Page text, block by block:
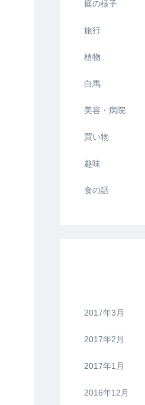
庭の様子
旅行
植物
白馬
美容・病院
買い物
趣味
食の話
2017年3月
2017年2月
2017年1月
2016年12月